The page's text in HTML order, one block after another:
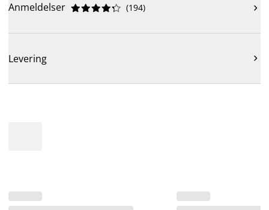
Anmeldelser 




 (194) 
Levering 